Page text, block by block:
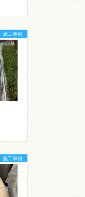
施工事例
施工事例